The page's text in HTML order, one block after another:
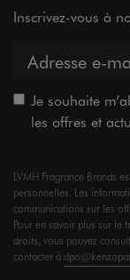
Inscrivez-vous à
Je souhaite
les offres et
LVMH Fragrance Brands
personnelles. Les
communications sur les
Pour en savoir plus sur le
droits, vous pouvez
contacter à